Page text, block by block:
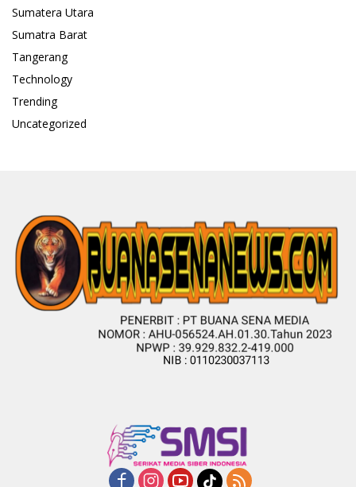
Sumatera Utara
Sumatra Barat
Tangerang
Technology
Trending
Uncategorized